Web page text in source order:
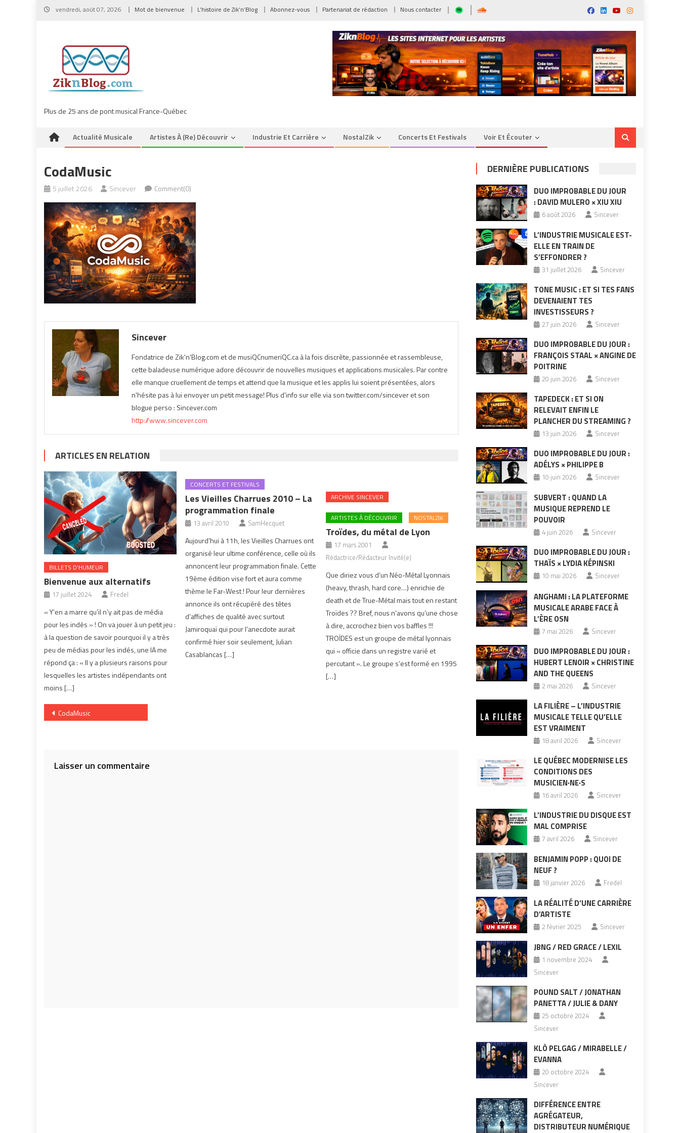
Skip
vendredi, août 07, 2026 Mot de bienvenue L’histoire de Zik’n’Blog Abonnez-vous Partenariat de rédaction Nous contacter
Plus de 25 ans de pont musical France-Québec
Actualité Musicale Artistes À (re) Découvrir Industrie Et Carrière NostalZik Concerts Et Festivals Voir Et Écouter
CodaMusic
5 juillet 2026 Sincever Comment(0)
Sincever
Fondatrice de Zik'n'Blog.com et de musiQCnumeriQC.ca à la fois discrète, passionnée et rassembleuse,
cette baladeuse numérique adore découvrir de nouvelles musiques et applications musicales. Par contre
elle manque cruellement de temps et attend que la musique et les applis lui soient présentées, alors
n'hésite pas à lui envoyer un petit message! Plus d'info sur elle via son twitter.com/sincever et son
blogue perso : Sincever.com
http://www.sincever.com
ARTICLES EN RELATION
BILLETS D'HUMEUR
Bienvenue aux alternatifs
17 juillet 2024 Fredel
« Y’en a marre qu’il n’y ait pas de média
pour les indés » ! On va jouer à un petit jeu :
à la question de savoir pourquoi il y a très
peu de médias pour les indés, une IA me
répond ça : « Il y a plusieurs raisons pour
lesquelles les artistes indépendants ont
moins […]
CONCERTS ET FESTIVALS
Les Vieilles Charrues 2010 – La
programmation finale
13 avril 2010 SamHecquet
Aujourd’hui à 11h, les Vieilles Charrues ont
organisé leur ultime conférence, celle où ils
annoncent leur programmation finale. Cette
19ème édition vise fort et aura comme
thème le Far-West ! Pour leur dernières
annonce ils ont récupéré des têtes
d’affiches de qualité avec surtout
Jamiroquaï qui pour l’anecdote aurait
confirmé hier soir seulement, Julian
Casablancas […]
ARCHIVE SINCEVER
ARTISTES À DÉCOUVRIR NOSTALZIK
Troïdes, du métal de Lyon
17 mars 2001
Rédactrice/Rédacteur Invité(e)
Que diriez vous d’un Néo-Métal Lyonnais
(heavy, thrash, hard core…) enrichie de
death et de True-Métal mais tout en restant
Troïdes ?? Bref, nous n’avons qu’une chose
à dire, accrochez bien vos baffles !!!
TROÏDES est un groupe de métal lyonnais
qui « officie dans un registre varié et
percutant ». Le groupe s’est formé en 1995
[…]
Navigation
CodaMusic
Laisser un commentaire
DERNIÈRE PUBLICATIONS
DUO IMPROBABLE DU JOUR
: DAVID MULERO × XIU XIU
6 août 2026 Sincever
L’INDUSTRIE MUSICALE EST-
ELLE EN TRAIN DE
S’EFFONDRER ?
31 juillet 2026 Sincever
TONE MUSIC : ET SI TES FANS
DEVENAIENT TES
INVESTISSEURS ?
27 juin 2026 Sincever
DUO IMPROBABLE DU JOUR :
FRANÇOIS STAAL × ANGINE DE
POITRINE
20 juin 2026 Sincever
TAPEDECK : ET SI ON
RELEVAIT ENFIN LE
PLANCHER DU STREAMING ?
13 juin 2026 Sincever
DUO IMPROBABLE DU JOUR :
ADÉLYS × PHILIPPE B
10 juin 2026 Sincever
SUBVERT : QUAND LA
MUSIQUE REPREND LE
POUVOIR
4 juin 2026 Sincever
DUO IMPROBABLE DU JOUR :
THAÏS × LYDIA KÉPINSKI
10 mai 2026 Sincever
ANGHAMI : LA PLATEFORME
MUSICALE ARABE FACE À
L’ÈRE OSN
7 mai 2026 Sincever
DUO IMPROBABLE DU JOUR :
HUBERT LENOIR × CHRISTINE
AND THE QUEENS
2 mai 2026 Sincever
LA FILIÈRE – L’INDUSTRIE
MUSICALE TELLE QU’ELLE
EST VRAIMENT
18 avril 2026 Sincever
LE QUÉBEC MODERNISE LES
CONDITIONS DES
MUSICIEN·NE·S
16 avril 2026 Sincever
L’INDUSTRIE DU DISQUE EST
MAL COMPRISE
7 avril 2026 Sincever
BENJAMIN POPP : QUOI DE
NEUF ?
18 janvier 2026 Fredel
LA RÉALITÉ D’UNE CARRIÈRE
D’ARTISTE
2 février 2025 Sincever
JBNG / RED GRACE / LEXIL
1 novembre 2024
Sincever
POUND SALT / JONATHAN
PANETTA / JULIE & DANY
25 octobre 2024
Sincever
KLÔ PELGAG / MIRABELLE /
EVANNA
20 octobre 2024
Sincever
DIFFÉRENCE ENTRE
AGRÉGATEUR,
DISTRIBUTEUR NUMÉRIQUE